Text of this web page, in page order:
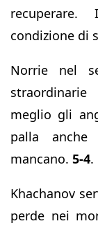
condizione di
Norrie nel
meglio gli
palla
mancano. 5-4.
Khachanov
perde nei